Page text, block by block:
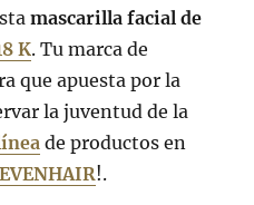
mascarilla facial de
K. Tu marca de
que apuesta por la
la juventud de la
de productos en
!.